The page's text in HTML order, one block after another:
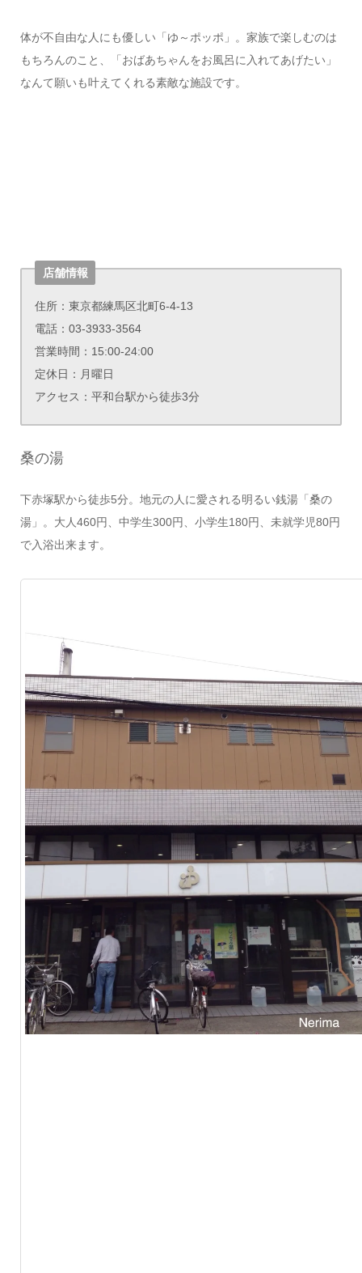
体が不自由な人にも優しい「ゆ～ポッポ」。家族で楽しむのは
もちろんのこと、「おばあちゃんをお風呂に入れてあげたい」
なんて願いも叶えてくれる素敵な施設です。
店舗情報
住所：東京都練馬区北町6-4-13
電話：03-3933-3564
営業時間：15:00-24:00
定休日：月曜日
アクセス：平和台駅から徒歩3分
桑の湯
下赤塚駅から徒歩5分。地元の人に愛される明るい銭湯「桑の
湯」。大人460円、中学生300円、小学生180円、未就学児80円
で入浴出来ます。